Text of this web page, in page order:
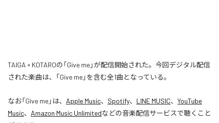
TAIGA × KOTAROの「Give me」が配信開始された。今回デジタル配信
された楽曲は、「Give me」を含む全1曲となっている。
なお「Give me」は、 Apple Music、 Spotify、 LINE MUSIC、 YouTube
Music、 Amazon Music Unlimitedなどの音楽配信サービスで聴くこと